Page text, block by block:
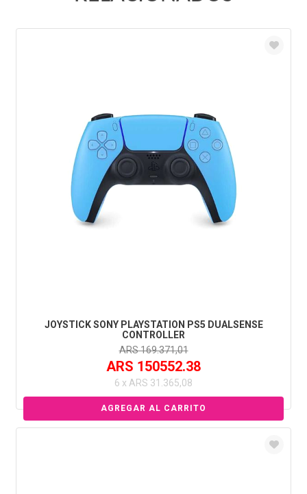
JOYSTICK SONY PLAYSTATION PS5 DUALSENSE
CONTROLLER
ARS 169.371,01
ARS 150552.38
6 x ARS 31.365,08